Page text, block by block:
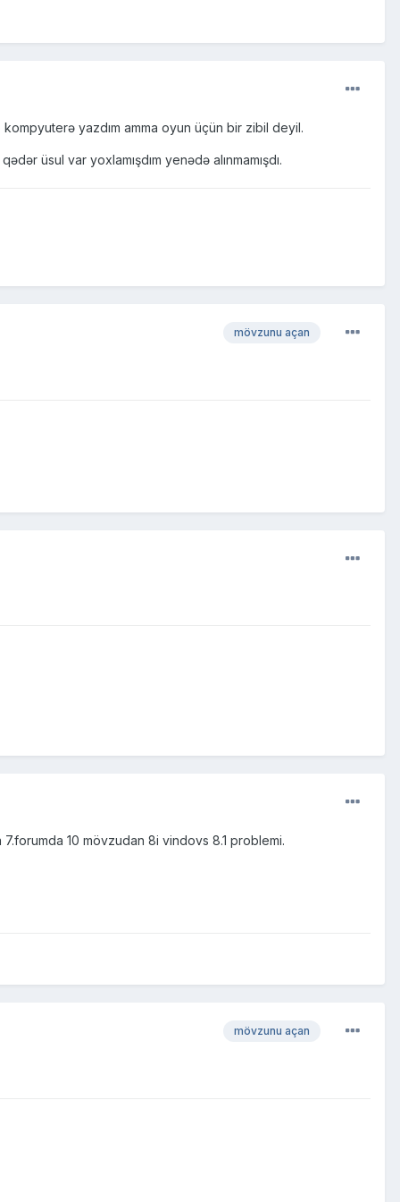
yazdım amma oyun üçün bir zibil deyil.
üsul var yoxlamışdım yenədə alınmamışdı.
mövzunu açan
10 mövzudan 8i vindovs 8.1 problemi.
mövzunu açan